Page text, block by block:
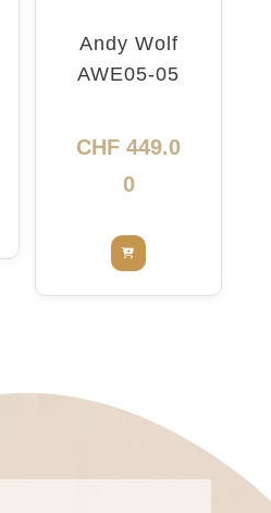
Andy Wolf
AWE05-05
CHF 449.0
0